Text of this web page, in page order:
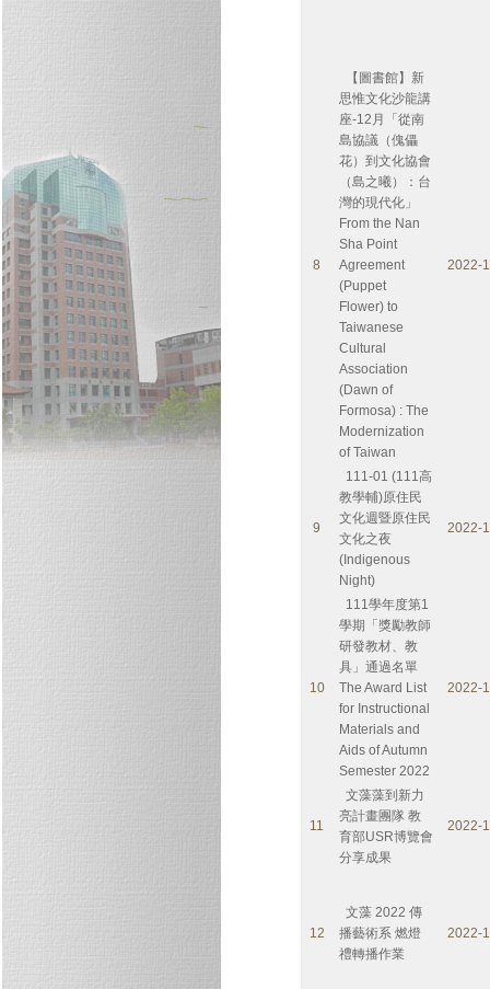
8
【圖書館】新
思惟文化沙龍講
座-12月「從南
島協議（傀儡
花）到文化協會
（島之曦）：台
灣的現代化」
From the Nan
Sha Point
Agreement
(Puppet
Flower) to
Taiwanese
Cultural
Association
(Dawn of
Formosa) : The
Modernization
of Taiwan
2022-
9
111-01 (111高
教學輔)原住民
文化週暨原住民
文化之夜
(Indigenous
Night)
2022-
10
111學年度第1
學期「獎勵教師
研發教材、教
具」通過名單
The Award List
for Instructional
Materials and
Aids of Autumn
Semester 2022
2022-
11
文藻藻到新力
亮計畫團隊 教
育部USR博覽會
分享成果
2022-
12
文藻 2022 傳
播藝術系 燃燈
禮轉播作業
2022-